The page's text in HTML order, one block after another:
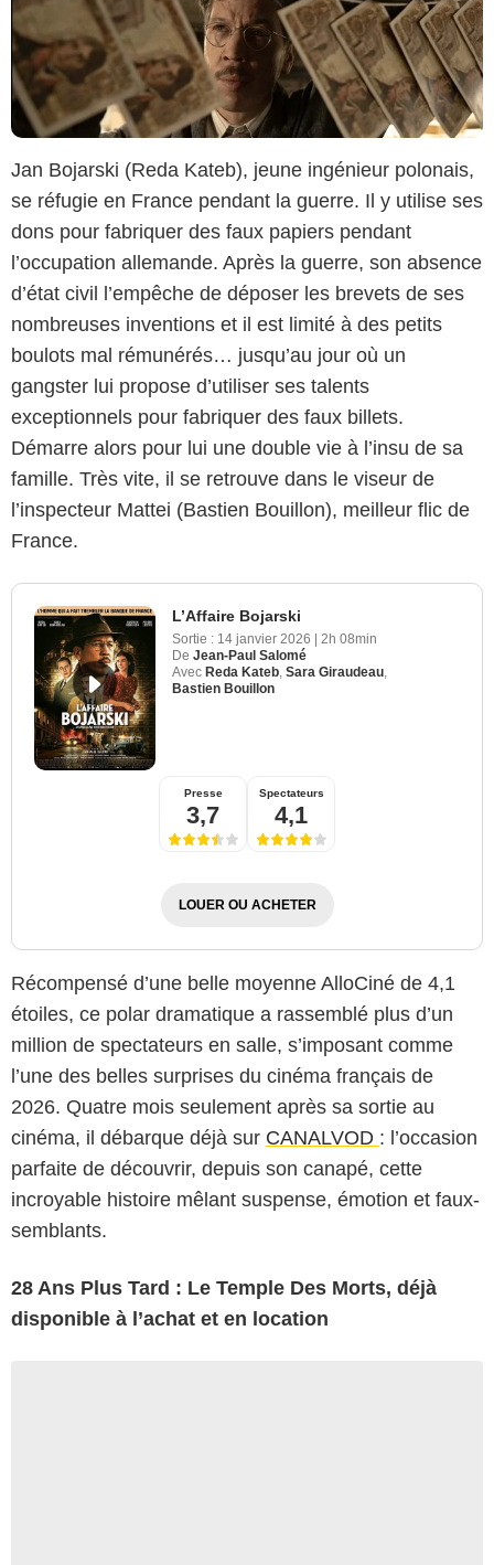
Jan Bojarski (Reda Kateb), jeune ingénieur polonais,
se réfugie en France pendant la guerre. Il y utilise ses
dons pour fabriquer des faux papiers pendant
l’occupation allemande. Après la guerre, son absence
d’état civil l’empêche de déposer les brevets de ses
nombreuses inventions et il est limité à des petits
boulots mal rémunérés… jusqu’au jour où un
gangster lui propose d’utiliser ses talents
exceptionnels pour fabriquer des faux billets.
Démarre alors pour lui une double vie à l’insu de sa
famille. Très vite, il se retrouve dans le viseur de
l’inspecteur Mattei (Bastien Bouillon), meilleur flic de
France.
L’Affaire Bojarski
Sortie : 14 janvier 2026 | 2h 08min
De Jean-Paul Salomé
Avec Reda Kateb Sara Giraudeau
Bastien Bouillon
Presse
3,7
Spectateurs
4,1
LOUER OU ACHETER
Récompensé d’une belle moyenne AlloCiné de 4,1
étoiles, ce polar dramatique a rassemblé plus d’un
million de spectateurs en salle, s’imposant comme
l’une des belles surprises du cinéma français de
2026. Quatre mois seulement après sa sortie au
cinéma, il débarque déjà sur CANALVOD : l’occasion
parfaite de découvrir, depuis son canapé, cette
incroyable histoire mêlant suspense, émotion et faux-
semblants.
28 Ans Plus Tard : Le Temple Des Morts, déjà
disponible à l’achat et en location